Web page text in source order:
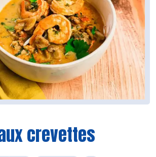
crevettes